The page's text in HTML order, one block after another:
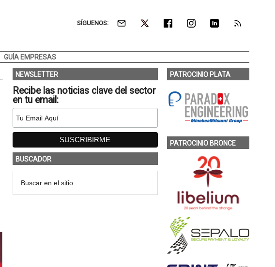
SÍGUENOS:
GUÍA EMPRESAS
NEWSLETTER
Recibe las noticias clave del sector
en tu email:
BUSCADOR
PATROCINIO PLATA
PATROCINIO BRONCE